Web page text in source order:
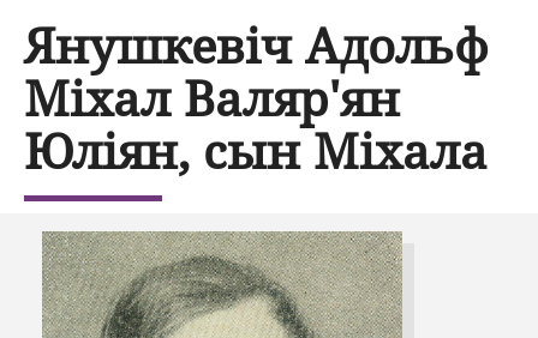
Янушкевіч Адольф
Міхал Валяр'ян
Юліян, сын Міхала